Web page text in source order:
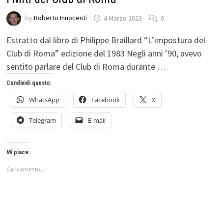
by Roberto Innocenti 4 Marzo 2023 0
Estratto dal libro di Philippe Braillard “L’impostura del
Club di Roma” edizione del 1983 Negli anni ’90, avevo
sentito parlare del Club di Roma durante …
Condividi questo:
WhatsApp Facebook X
Telegram E-mail
Mi piace:
Caricamento...